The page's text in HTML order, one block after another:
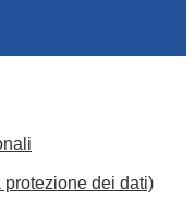
dei dati)